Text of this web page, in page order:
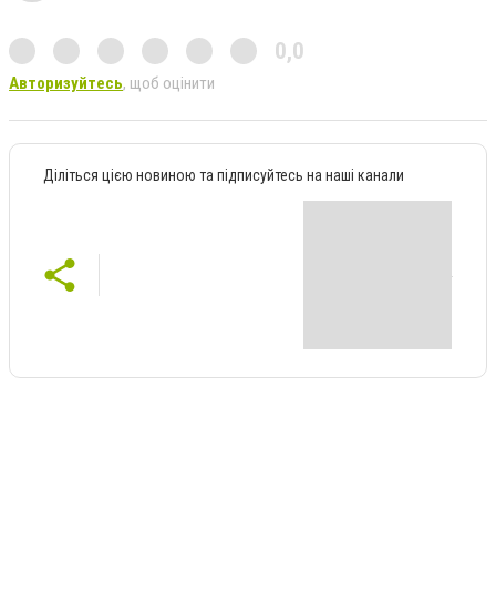
0,0
Авторизуйтесь, щоб оцінити
Діліться цією новиною та підписуйтесь на наші канали